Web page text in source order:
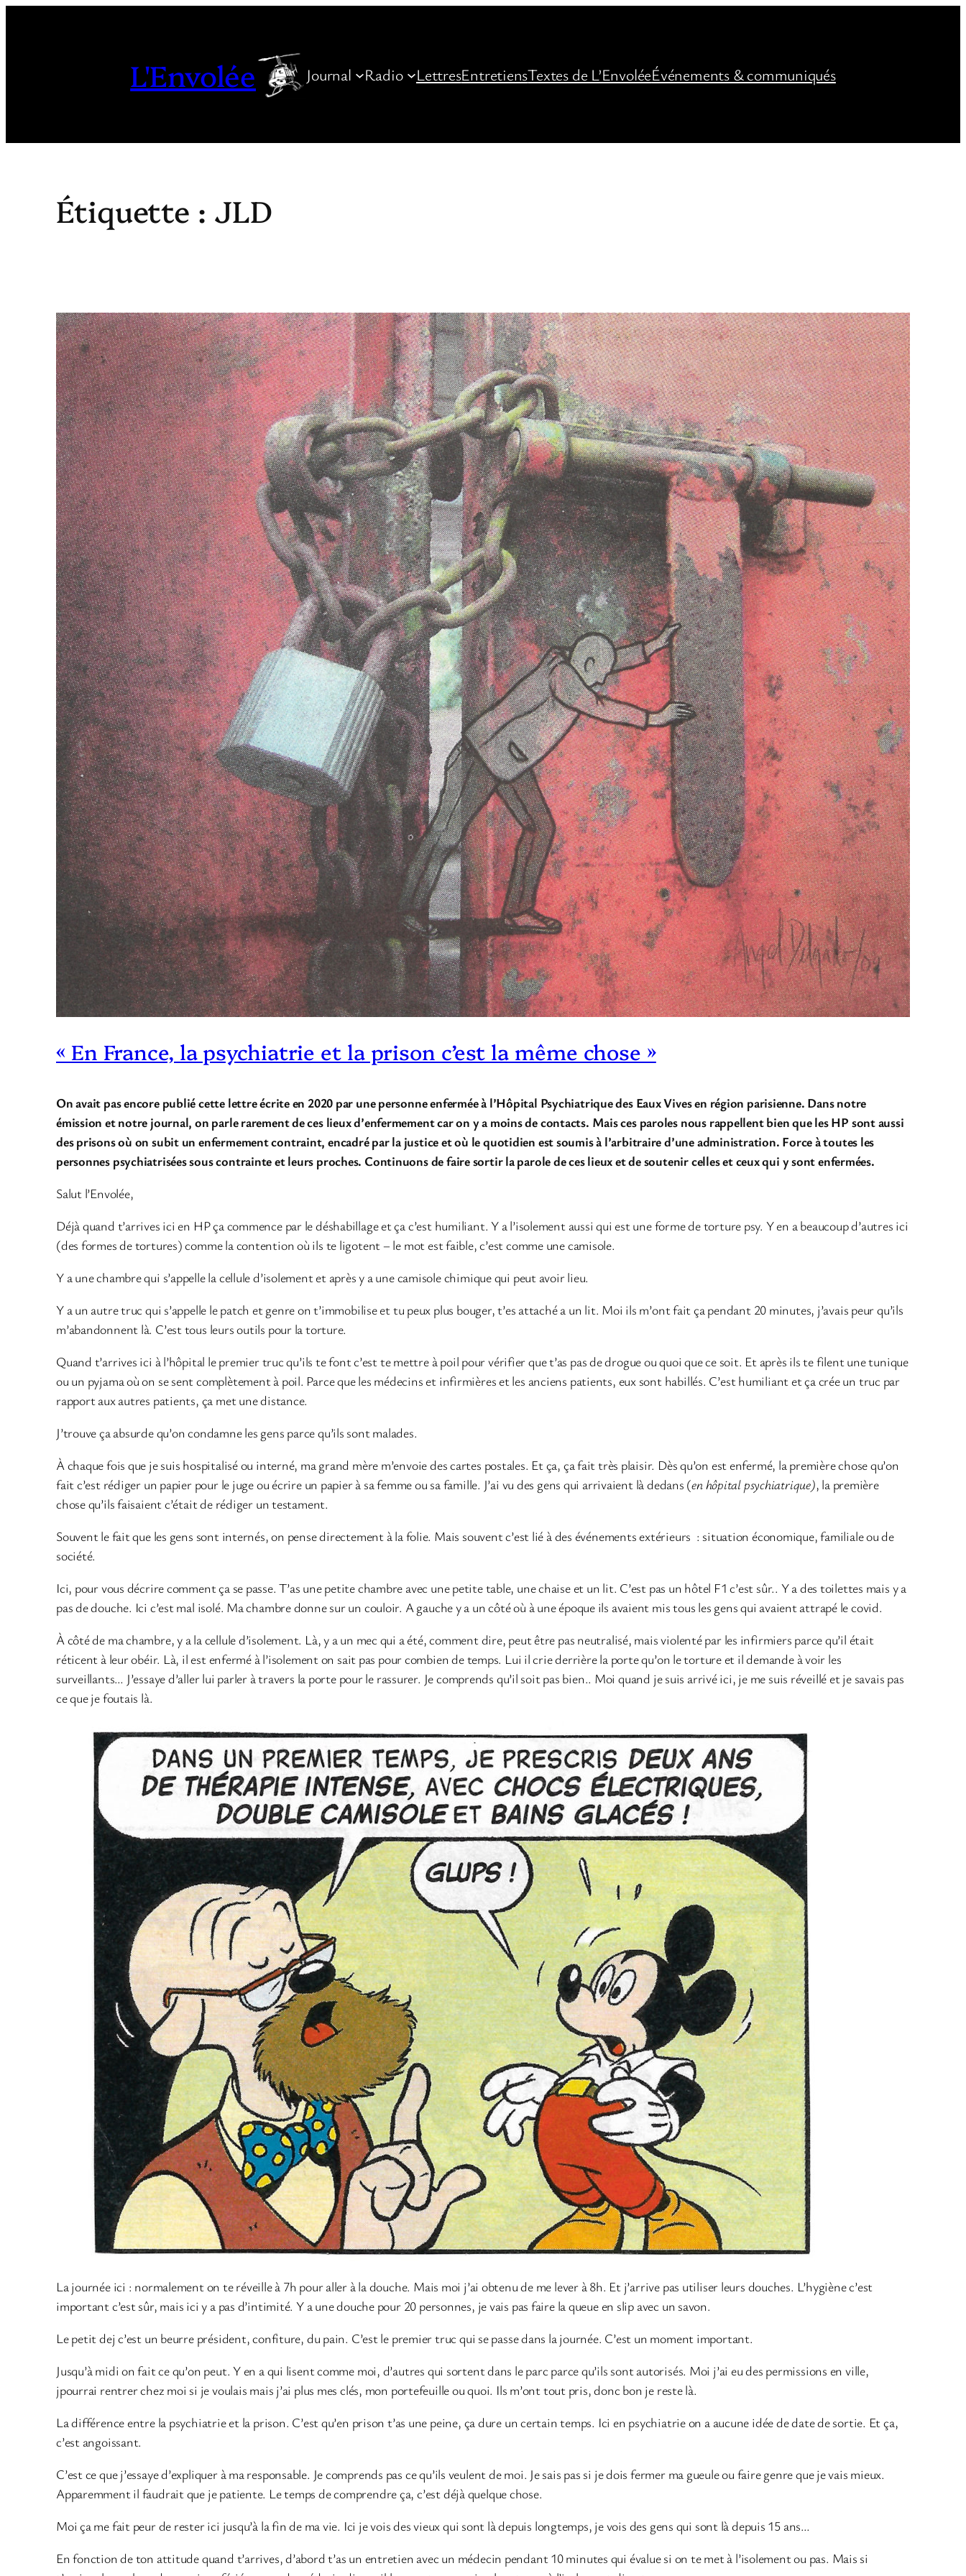
L'Envolée Journal Radio LettresEntretiensTextes de L’EnvoléeÉvénements & communiqués
Étiquette : JLD
« En France, la psychiatrie et la prison c’est la même chose »
On avait pas encore publié cette lettre écrite en 2020 par une personne enfermée à l’Hôpital Psychiatrique des Eaux Vives en région parisienne. Dans notre
émission et notre journal, on parle rarement de ces lieux d’enfermement car on y a moins de contacts. Mais ces paroles nous rappellent bien que les HP sont aussi
des prisons où on subit un enfermement contraint, encadré par la justice et où le quotidien est soumis à l’arbitraire d’une administration. Force à toutes les
personnes psychiatrisées sous contrainte et leurs proches. Continuons de faire sortir la parole de ces lieux et de soutenir celles et ceux qui y sont enfermées.
Salut l’Envolée,
Déjà quand t’arrives ici en HP ça commence par le déshabillage et ça c’est humiliant. Y a l’isolement aussi qui est une forme de torture psy. Y en a beaucoup d’autres ici
(des formes de tortures) comme la contention où ils te ligotent – le mot est faible, c’est comme une camisole.
Y a une chambre qui s’appelle la cellule d’isolement et après y a une camisole chimique qui peut avoir lieu.
Y a un autre truc qui s’appelle le patch et genre on t’immobilise et tu peux plus bouger, t’es attaché a un lit. Moi ils m’ont fait ça pendant 20 minutes, j’avais peur qu’ils
m’abandonnent là. C’est tous leurs outils pour la torture.
Quand t’arrives ici à l’hôpital le premier truc qu’ils te font c’est te mettre à poil pour vérifier que t’as pas de drogue ou quoi que ce soit. Et après ils te filent une tunique
ou un pyjama où on se sent complètement à poil. Parce que les médecins et infirmières et les anciens patients, eux sont habillés. C’est humiliant et ça crée un truc par
rapport aux autres patients, ça met une distance.
J’trouve ça absurde qu’on condamne les gens parce qu’ils sont malades.
À chaque fois que je suis hospitalisé ou interné, ma grand mère m’envoie des cartes postales. Et ça, ça fait très plaisir. Dès qu’on est enfermé, la première chose qu’on
fait c’est rédiger un papier pour le juge ou écrire un papier à sa femme ou sa famille. J’ai vu des gens qui arrivaient là dedans (en hôpital psychiatrique), la première
chose qu’ils faisaient c’était de rédiger un testament.
Souvent le fait que les gens sont internés, on pense directement à la folie. Mais souvent c’est lié à des événements extérieurs : situation économique, familiale ou de
société.
Ici, pour vous décrire comment ça se passe. T’as une petite chambre avec une petite table, une chaise et un lit. C’est pas un hôtel F1 c’est sûr.. Y a des toilettes mais y a
pas de douche. Ici c’est mal isolé. Ma chambre donne sur un couloir. A gauche y a un côté où à une époque ils avaient mis tous les gens qui avaient attrapé le covid.
À côté de ma chambre, y a la cellule d’isolement. Là, y a un mec qui a été, comment dire, peut être pas neutralisé, mais violenté par les infirmiers parce qu’il était
réticent à leur obéir. Là, il est enfermé à l’isolement on sait pas pour combien de temps. Lui il crie derrière la porte qu’on le torture et il demande à voir les
surveillants… J’essaye d’aller lui parler à travers la porte pour le rassurer. Je comprends qu’il soit pas bien.. Moi quand je suis arrivé ici, je me suis réveillé et je savais pas
ce que je foutais là.
La journée ici : normalement on te réveille à 7h pour aller à la douche. Mais moi j’ai obtenu de me lever à 8h. Et j’arrive pas utiliser leurs douches. L’hygiène c’est
important c’est sûr, mais ici y a pas d’intimité. Y a une douche pour 20 personnes, je vais pas faire la queue en slip avec un savon.
Le petit dej c’est un beurre président, confiture, du pain. C’est le premier truc qui se passe dans la journée. C’est un moment important.
Jusqu’à midi on fait ce qu’on peut. Y en a qui lisent comme moi, d’autres qui sortent dans le parc parce qu’ils sont autorisés. Moi j’ai eu des permissions en ville,
jpourrai rentrer chez moi si je voulais mais j’ai plus mes clés, mon portefeuille ou quoi. Ils m’ont tout pris, donc bon je reste là.
La différence entre la psychiatrie et la prison. C’est qu’en prison t’as une peine, ça dure un certain temps. Ici en psychiatrie on a aucune idée de date de sortie. Et ça,
c’est angoissant.
C’est ce que j’essaye d’expliquer à ma responsable. Je comprends pas ce qu’ils veulent de moi. Je sais pas si je dois fermer ma gueule ou faire genre que je vais mieux.
Apparemment il faudrait que je patiente. Le temps de comprendre ça, c’est déjà quelque chose.
Moi ça me fait peur de rester ici jusqu’à la fin de ma vie. Ici je vois des vieux qui sont là depuis longtemps, je vois des gens qui sont là depuis 15 ans…
En fonction de ton attitude quand t’arrives, d’abord t’as un entretien avec un médecin pendant 10 minutes qui évalue si on te met à l’isolement ou pas. Mais si